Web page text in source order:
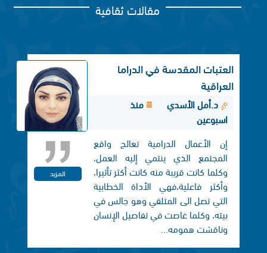
مقالات ثقافية
العتبات المقدسة في الدراما
العراقية
د.أمل الأسدي
منذ
اسبوعين
إن الأعمال الدرامية تعالج واقع
المجتمع الذي ينتمي إليه العمل،
وكلما كانت قريبة منه كانت أكثر تأثيرا،
وأكثر فاعلية،فهي الأداة الخطابية
التي تصل الی المتلقي وهو جالس في
بيته، وكلما غاصت في تفاصيل الإنسان
وناقشت همومه...
المزيد